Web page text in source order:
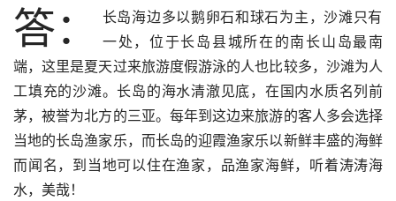
答：
长岛海边多以鹅卵石和球石为主，沙滩只有
一处，位于长岛县城所在的南长山岛最南
端，这里是夏天过来旅游度假游泳的人也比较多，沙滩为人
工填充的沙滩。长岛的海水清澈见底，在国内水质名列前
茅，被誉为北方的三亚。每年到这边来旅游的客人多会选择
当地的长岛渔家乐，而长岛的迎霞渔家乐以新鲜丰盛的海鲜
而闻名，到当地可以住在渔家，品渔家海鲜，听着涛涛海
水，美哉！